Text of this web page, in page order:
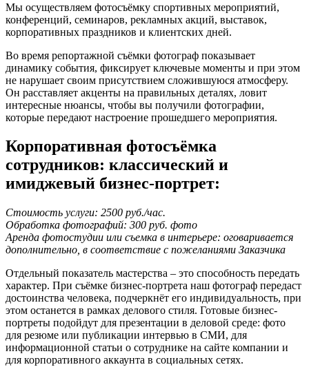
Мы осуществляем фотосъёмку спортивных мероприятий,
конференций, семинаров, рекламных акций, выставок,
корпоративных праздников и клиентских дней.
Во время репортажной съёмки фотограф показывает
динамику события, фиксирует ключевые моменты и при этом
не нарушает своим присутствием сложившуюся атмосферу.
Он расставляет акценты на правильных деталях, ловит
интересные нюансы, чтобы вы получили фотографии,
которые передают настроение прошедшего мероприятия.
Корпоративная фотосъёмка
сотрудников: классический и
имиджевый бизнес-портрет:
Стоимость услуги: 2500 руб./час.
Обработка фотографий: 300 руб. фото
Аренда фотостудии или съемка в интерьере: оговаривается
дополнительно, в соответствие с пожеланиями Заказчика
Отдельный показатель мастерства – это способность передать
характер. При съёмке бизнес-портрета наш фотограф передаст
достоинства человека, подчеркнёт его индивидуальность, при
этом останется в рамках делового стиля. Готовые бизнес-
портреты подойдут для презентации в деловой среде: фото
для резюме или публикации интервью в СМИ, для
информационной статьи о сотруднике на сайте компании и
для корпоративного аккаунта в социальных сетях.